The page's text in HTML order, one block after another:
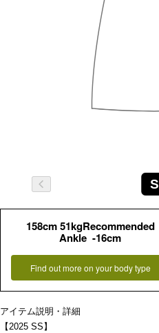
S
158cm 51kgRecommended
Ankle -16cm
Find out more on your body type
アイテム説明・詳細
【2025 SS】